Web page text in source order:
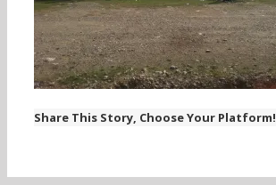
Share This Story, Choose Your Platform!